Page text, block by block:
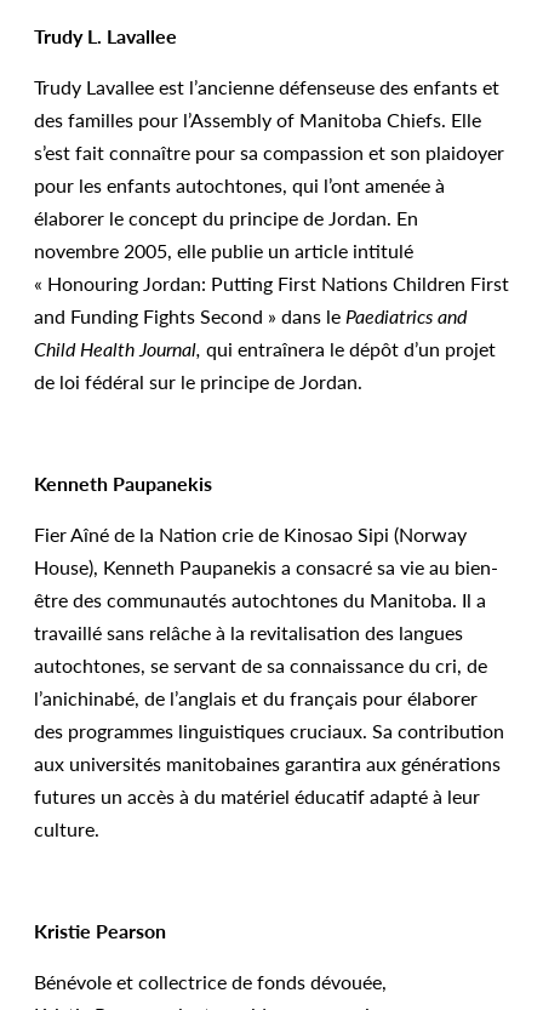
Trudy L. Lavallee
Trudy Lavallee est l’ancienne défenseuse des enfants et
des familles pour l’Assembly of Manitoba Chiefs. Elle
s’est fait connaître pour sa compassion et son plaidoyer
pour les enfants autochtones, qui l’ont amenée à
élaborer le concept du principe de Jordan. En
novembre 2005, elle publie un article intitulé
« Honouring Jordan: Putting First Nations Children First
and Funding Fights Second » dans le Paediatrics and
Child Health Journal, qui entraînera le dépôt d’un projet
de loi fédéral sur le principe de Jordan.
Kenneth Paupanekis
Fier Aîné de la Nation crie de Kinosao Sipi (Norway
House), Kenneth Paupanekis a consacré sa vie au bien-
être des communautés autochtones du Manitoba. Il a
travaillé sans relâche à la revitalisation des langues
autochtones, se servant de sa connaissance du cri, de
l’anichinabé, de l’anglais et du français pour élaborer
des programmes linguistiques cruciaux. Sa contribution
aux universités manitobaines garantira aux générations
futures un accès à du matériel éducatif adapté à leur
culture.
Kristie Pearson
Bénévole et collectrice de fonds dévouée,